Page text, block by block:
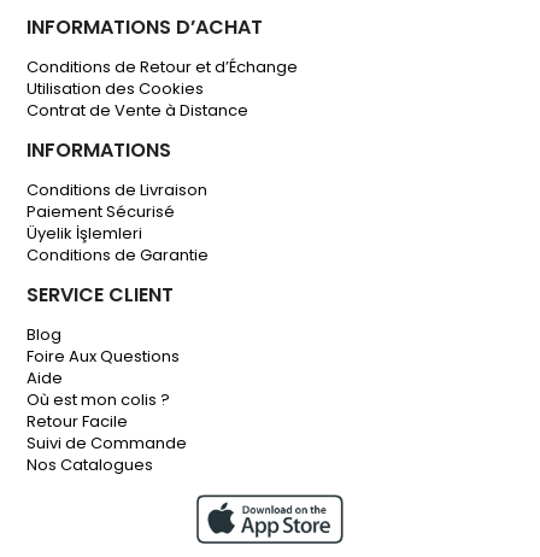
INFORMATIONS D’ACHAT
Conditions de Retour et d’Échange
Utilisation des Cookies
Contrat de Vente à Distance
INFORMATIONS
Conditions de Livraison
Paiement Sécurisé
Üyelik İşlemleri
Conditions de Garantie
SERVICE CLIENT
Blog
Foire Aux Questions
Aide
Où est mon colis ?
Retour Facile
Suivi de Commande
Nos Catalogues